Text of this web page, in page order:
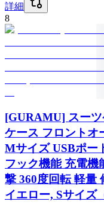
詳細
8
[GURAMU] スー
ケース フロントオ
Mサイズ USBポー
フック機能 充電機
撃 360度回転 軽量
イエロー, Sサイズ